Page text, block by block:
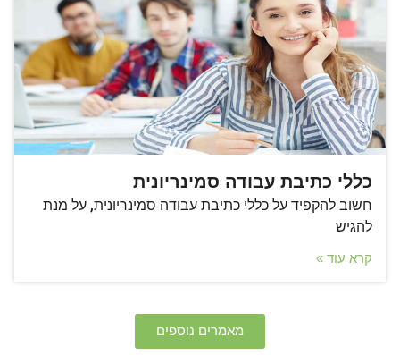
כללי כתיבת עבודה סמינריונית
חשוב להקפיד על כללי כתיבת עבודה סמינריונית, על מנת
להגיש
קרא עוד »
מאמרים נוספים